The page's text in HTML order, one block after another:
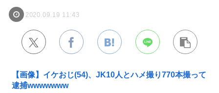
2020.09.19 11:43
【画像】イケおじ(54)、JK10人とハメ撮り770本撮って
逮捕wwwwwww